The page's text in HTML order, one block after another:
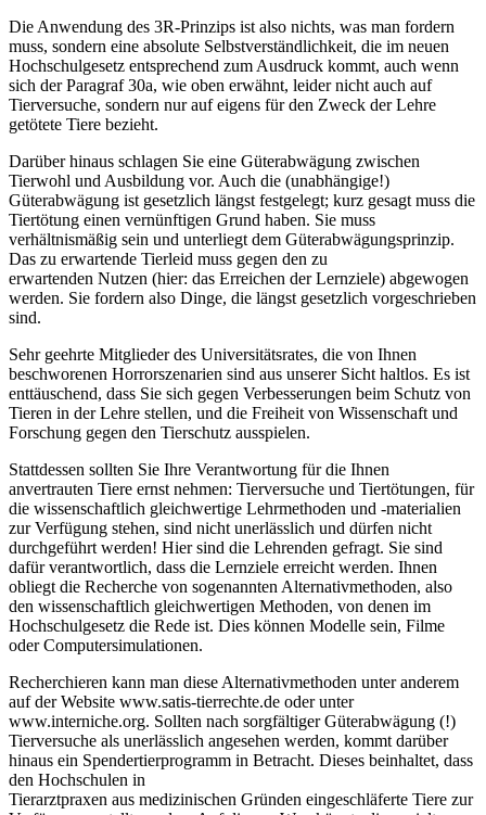
Die Anwendung des 3R-Prinzips ist also nichts, was man fordern
muss, sondern eine absolute Selbstverständlichkeit, die im neuen
Hochschulgesetz entsprechend zum Ausdruck kommt, auch wenn
sich der Paragraf 30a, wie oben erwähnt, leider nicht auch auf
Tierversuche, sondern nur auf eigens für den Zweck der Lehre
getötete Tiere bezieht.
Darüber hinaus schlagen Sie eine Güterabwägung zwischen
Tierwohl und Ausbildung vor. Auch die (unabhängige!)
Güterabwägung ist gesetzlich längst festgelegt; kurz gesagt muss die
Tiertötung einen vernünftigen Grund haben. Sie muss
verhältnismäßig sein und unterliegt dem Güterabwägungsprinzip.
Das zu erwartende Tierleid muss gegen den zu
erwartenden Nutzen (hier: das Erreichen der Lernziele) abgewogen
werden. Sie fordern also Dinge, die längst gesetzlich vorgeschrieben
sind.
Sehr geehrte Mitglieder des Universitätsrates, die von Ihnen
beschworenen Horrorszenarien sind aus unserer Sicht haltlos. Es ist
enttäuschend, dass Sie sich gegen Verbesserungen beim Schutz von
Tieren in der Lehre stellen, und die Freiheit von Wissenschaft und
Forschung gegen den Tierschutz ausspielen.
Stattdessen sollten Sie Ihre Verantwortung für die Ihnen
anvertrauten Tiere ernst nehmen: Tierversuche und Tiertötungen, für
die wissenschaftlich gleichwertige Lehrmethoden und -materialien
zur Verfügung stehen, sind nicht unerlässlich und dürfen nicht
durchgeführt werden! Hier sind die Lehrenden gefragt. Sie sind
dafür verantwortlich, dass die Lernziele erreicht werden. Ihnen
obliegt die Recherche von sogenannten Alternativmethoden, also
den wissenschaftlich gleichwertigen Methoden, von denen im
Hochschulgesetz die Rede ist. Dies können Modelle sein, Filme
oder Computersimulationen.
Recherchieren kann man diese Alternativmethoden unter anderem
auf der Website www.satis-tierrechte.de oder unter
www.interniche.org. Sollten nach sorgfältiger Güterabwägung (!)
Tierversuche als unerlässlich angesehen werden, kommt darüber
hinaus ein Spendertierprogramm in Betracht. Dieses beinhaltet, dass
den Hochschulen in
Tierarztpraxen aus medizinischen Gründen eingeschläferte Tiere zur